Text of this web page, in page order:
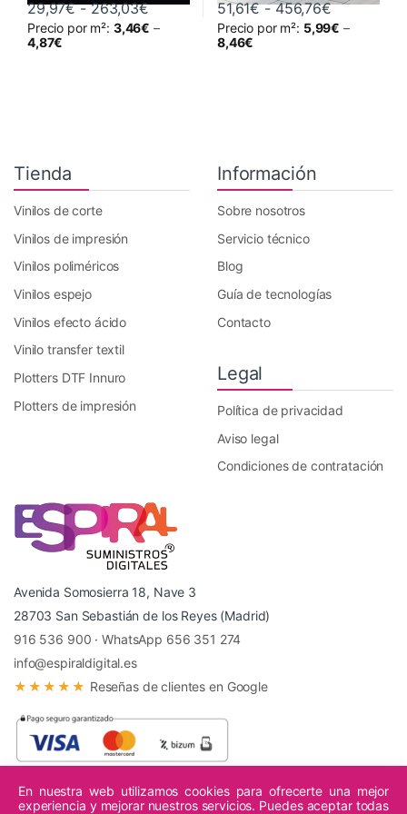
29,97€ - 263,03€Rango de precios: desde 29,97€
Precio por m²: 3,46€ –
4,87€
Este producto tiene múltiples variantes. Las opciones se
51,61€ - 456,76€Rango de
Precio por m²: 5,99€ –
8,46€
Este producto tiene múltiples
Tienda
Vinilos de corte
Vinilos de impresión
Vinilos poliméricos
Vinilos espejo
Vinilos efecto ácido
Vinilo transfer textil
Plotters DTF Innuro
Plotters de impresión
Información
Sobre nosotros
Servicio técnico
Blog
Guía de tecnologías
Contacto
Legal
Política de privacidad
Aviso legal
Condiciones de contratación
Avenida Somosierra 18, Nave 3
28703 San Sebastián de los Reyes (Madrid)
916 536 900 ·WhatsApp 656 351 274
info@espiraldigital.es
★★★★★ Reseñas de clientes en Google
En nuestra web utilizamos cookies para ofrecerte una mejor
experiencia y mejorar nuestros servicios. Puedes aceptar todas